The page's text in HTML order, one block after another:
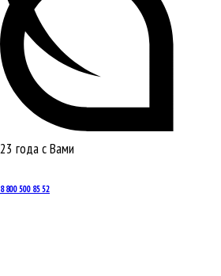
23 года с Вами
8 800 500 85 52